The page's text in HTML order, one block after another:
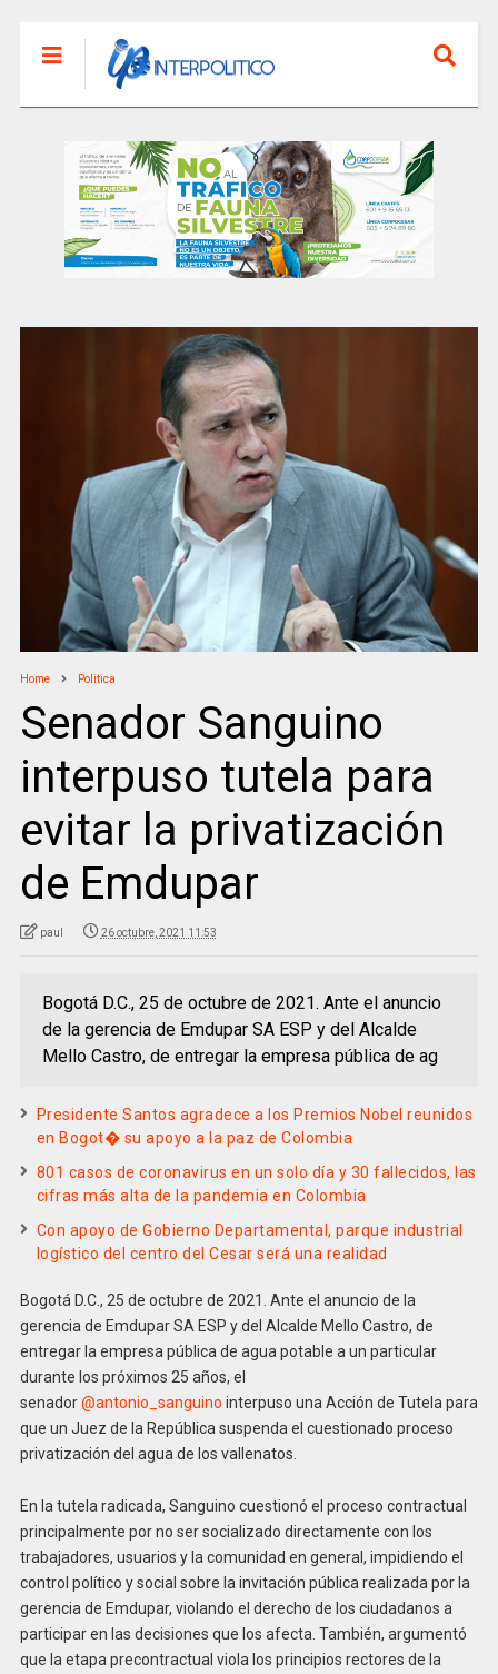
Home Politica
Senador Sanguino
interpuso tutela para
evitar la privatización
de Emdupar
paul 26 octubre, 2021 11:53
Bogotá D.C., 25 de octubre de 2021. Ante el anuncio
de la gerencia de Emdupar SA ESP y del Alcalde
Mello Castro, de entregar la empresa pública de ag
Presidente Santos agradece a los Premios Nobel reunidos
en Bogot� su apoyo a la paz de Colombia
801 casos de coronavirus en un solo día y 30 fallecidos, las
cifras más alta de la pandemia en Colombia
Con apoyo de Gobierno Departamental, parque industrial
logístico del centro del Cesar será una realidad
Bogotá D.C., 25 de octubre de 2021. Ante el anuncio de la
gerencia de Emdupar SA ESP y del Alcalde Mello Castro, de
entregar la empresa pública de agua potable a un particular
durante los próximos 25 años, el
senador@antonio_sanguino interpuso una Acción de Tutela para
que un Juez de la República suspenda el cuestionado proceso
privatización del agua de los vallenatos.
En la tutela radicada, Sanguino cuestionó el proceso contractual
principalmente por no ser socializado directamente con los
trabajadores, usuarios y la comunidad en general, impidiendo el
control político y social sobre la invitación pública realizada por la
gerencia de Emdupar, violando el derecho de los ciudadanos a
participar en las decisiones que los afecta. También, argumentó
que la etapa precontractual viola los principios rectores de la